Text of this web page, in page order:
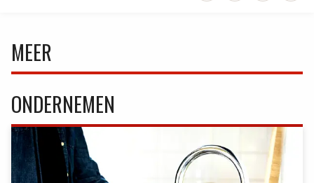
MEER
ONDERNEMEN